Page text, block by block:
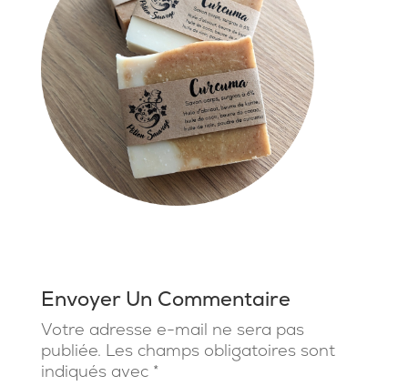
Envoyer Un Commentaire
Votre adresse e-mail ne sera pas
publiée. Les champs obligatoires sont
indiqués avec *